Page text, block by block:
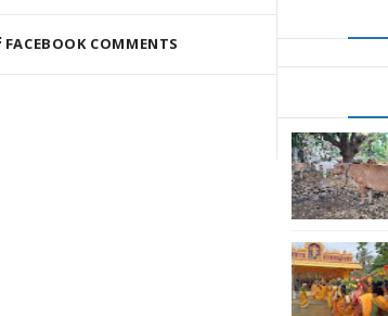
FACEBOOK COMMENTS